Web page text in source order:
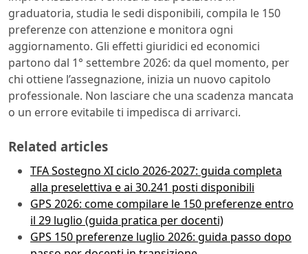
graduatoria, studia le sedi disponibili, compila le 150
preferenze con attenzione e monitora ogni
aggiornamento. Gli effetti giuridici ed economici
partono dal 1° settembre 2026: da quel momento, per
chi ottiene l’assegnazione, inizia un nuovo capitolo
professionale. Non lasciare che una scadenza mancata
o un errore evitabile ti impedisca di arrivarci.
Related articles
TFA Sostegno XI ciclo 2026-2027: guida completa
alla preselettiva e ai 30.241 posti disponibili
GPS 2026: come compilare le 150 preferenze entro
il 29 luglio (guida pratica per docenti)
GPS 150 preferenze luglio 2026: guida passo dopo